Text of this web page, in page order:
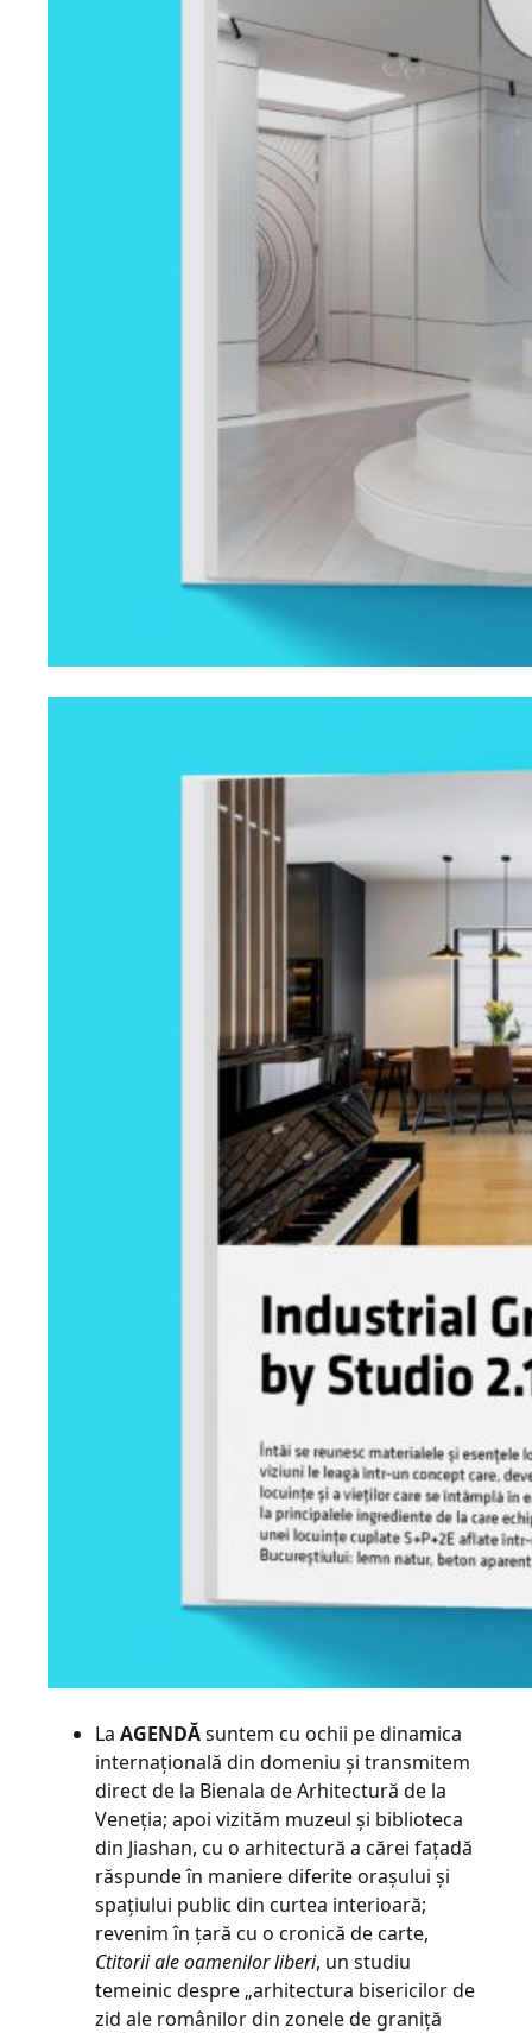
La AGENDĂsuntem cu ochii pe dinamica
internațională din domeniu și transmitem
direct de la Bienala de Arhitectură de la
Veneția; apoi vizităm muzeul și biblioteca
din Jiashan, cu o arhitectură a cărei fațadă
răspunde în maniere diferite orașului și
spațiului public din curtea interioară;
revenim în țară cu o cronică de carte,
Ctitorii ale oamenilor liberi, un studiu
temeinic despre „arhitectura bisericilor de
zid ale românilor din zonele de graniță